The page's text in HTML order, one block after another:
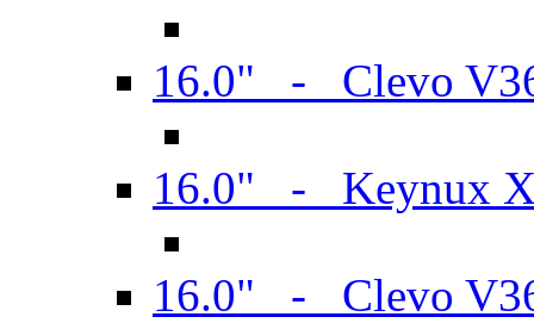
16.0" - Clevo
16.0" - Keynux
16.0" - Clevo